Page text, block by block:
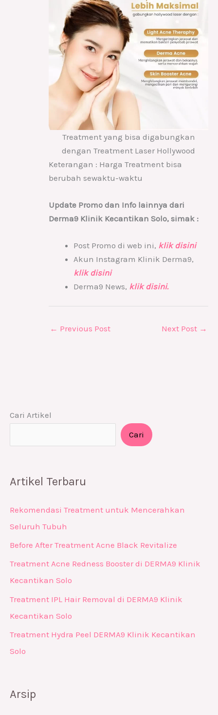
Cari Artikel
Cari
Artikel Terbaru
Rekomendasi Treatment untuk Mencerahkan
Seluruh Tubuh
Before After Treatment Acne Black Revitalize
Treatment Acne Redness Booster di DERMA9 Klinik
Kecantikan Solo
Treatment IPL Hair Removal di DERMA9 Klinik
Kecantikan Solo
Treatment Hydra Peel DERMA9 Klinik Kecantikan
Solo
Arsip
Treatment yang bisa digabungkan
dengan Treatment Laser Hollywood
Keterangan : Harga Treatment bisa
berubah sewaktu-waktu
Update Promo dan Info lainnya dari
Derma9 Klinik Kecantikan Solo, simak :
Post Promo di web ini, klik disini
Akun Instagram Klinik Derma9,
klik disini
Derma9 News, klik disini.
← Previous Post Next Post →